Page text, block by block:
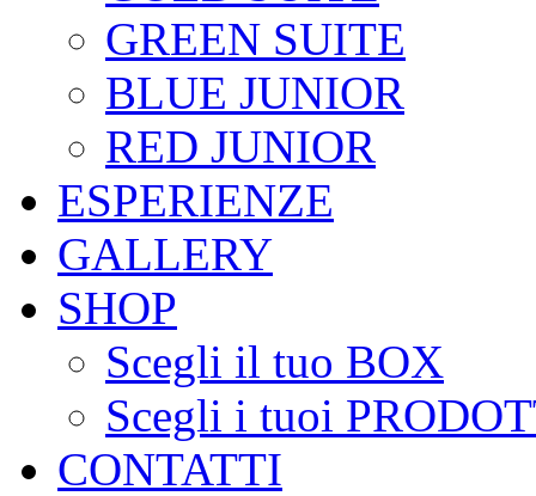
GREEN SUITE
BLUE JUNIOR
RED JUNIOR
ESPERIENZE
GALLERY
SHOP
Scegli il tuo BOX
Scegli i tuoi
CONTATTI